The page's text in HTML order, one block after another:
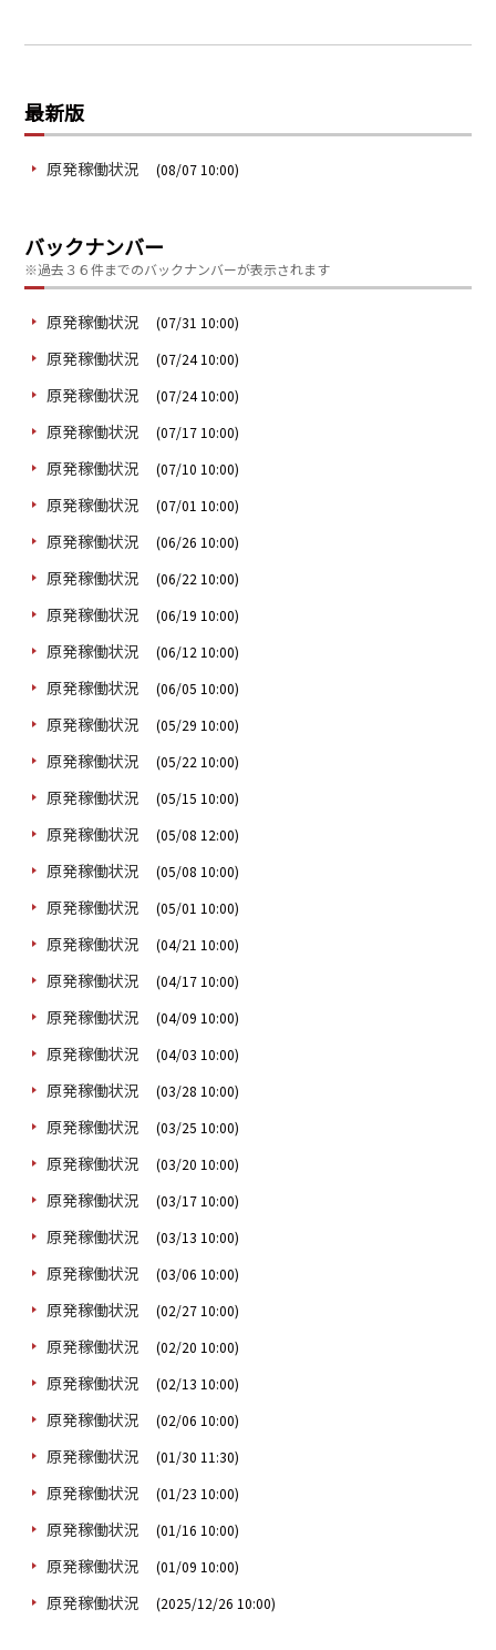
最新版
原発稼働状況 (08/07 10:00)
バックナンバー
※過去３６件までのバックナンバーが表示されます
原発稼働状況 (07/31 10:00)
原発稼働状況 (07/24 10:00)
原発稼働状況 (07/24 10:00)
原発稼働状況 (07/17 10:00)
原発稼働状況 (07/10 10:00)
原発稼働状況 (07/01 10:00)
原発稼働状況 (06/26 10:00)
原発稼働状況 (06/22 10:00)
原発稼働状況 (06/19 10:00)
原発稼働状況 (06/12 10:00)
原発稼働状況 (06/05 10:00)
原発稼働状況 (05/29 10:00)
原発稼働状況 (05/22 10:00)
原発稼働状況 (05/15 10:00)
原発稼働状況 (05/08 12:00)
原発稼働状況 (05/08 10:00)
原発稼働状況 (05/01 10:00)
原発稼働状況 (04/21 10:00)
原発稼働状況 (04/17 10:00)
原発稼働状況 (04/09 10:00)
原発稼働状況 (04/03 10:00)
原発稼働状況 (03/28 10:00)
原発稼働状況 (03/25 10:00)
原発稼働状況 (03/20 10:00)
原発稼働状況 (03/17 10:00)
原発稼働状況 (03/13 10:00)
原発稼働状況 (03/06 10:00)
原発稼働状況 (02/27 10:00)
原発稼働状況 (02/20 10:00)
原発稼働状況 (02/13 10:00)
原発稼働状況 (02/06 10:00)
原発稼働状況 (01/30 11:30)
原発稼働状況 (01/23 10:00)
原発稼働状況 (01/16 10:00)
原発稼働状況 (01/09 10:00)
原発稼働状況 (2025/12/26 10:00)